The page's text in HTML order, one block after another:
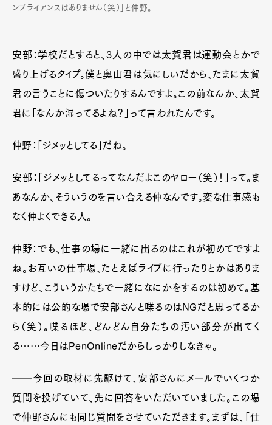
ンプライアンスはありません（笑）」と仲野。
安部：学校だとすると、3 人の中では太賀君は運動会とかで
盛り上げるタイプ。僕と奥山君は気にしいだから、たまに太賀
君の言うことに傷ついたりするんですよ。この前なんか、太賀
君に「なんか湿ってるよね？」って言われたんです。
仲野：「ジメッとしてる」だね。
安部：「ジメッとしてるってなんだよこのヤロー（笑）！」って。ま
あなんか、そういうのを言い合える仲なんです。変な仕事感も
なく仲よくできる人。
仲野：でも、仕事の場に一緒に出るのはこれが初めてですよ
ね。お互いの仕事場、たとえばライブに行ったりとかはありま
すけど、こういうかたちで一緒になにかをするのは初めて。基
本的には公的な場で安部さんと喋るのは NGだと思ってるか
ら（笑）。喋るほど、どんどん自分たちの汚い部分が出てく
る……今日は PenOnlineだからしっかりしなきゃ。
──今回の取材に先駆けて、安部さんにメールでいくつか
質問を投げていて、先に回答をいただいていました。この場
で仲野さんにも同じ質問をさせていただきます。まずは、「仕